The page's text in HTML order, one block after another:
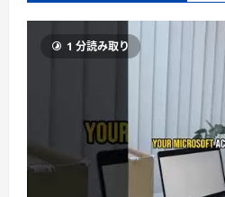
1 分読み取り